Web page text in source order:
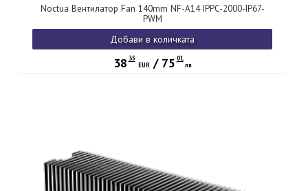
Noctua Вентилатор Fan 140mm NF-A14 IPPC-2000-IP67-
PWM
Добави в количката
38 35
EUR/ 75 01
лв